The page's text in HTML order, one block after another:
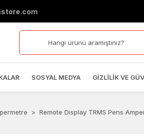
SOSYAL MEDYA GIZLILIK VE
Remote Display TRMS Pens